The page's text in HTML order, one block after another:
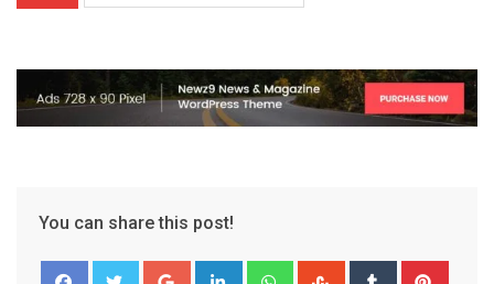
You can share this post!
Google+ LinkedIn WhatsappStumbleUpon
Tumblr